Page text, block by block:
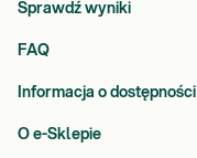
Sprawdź wyniki
FAQ
Informacja o dostępności
O e-Sklepie